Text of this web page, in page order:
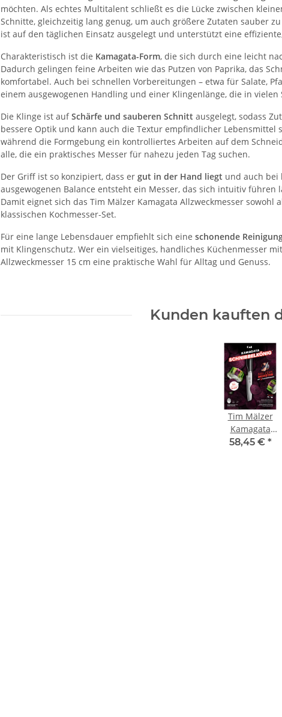
möchten. Als echtes Multitalent schließt es die Lücke zwischen
Schnitte, gleichzeitig lang genug, um auch größere Zutaten sauber
ist auf den täglichen Einsatz ausgelegt und unterstützt eine
Charakteristisch ist die Kamagata-Form, die sich durch eine leicht
Dadurch gelingen feine Arbeiten wie das Putzen von Paprika, das
komfortabel. Auch bei schnellen Vorbereitungen – etwa für Salate,
einem ausgewogenen Handling und einer Klingenlänge, die in
Die Klinge ist aufSchärfe und sauberen Schnitt ausgelegt, sodass
bessere Optik und kann auch die Textur empfindlicher
während die Formgebung ein kontrolliertes Arbeiten auf dem
alle, die ein praktisches Messer für nahezu jeden Tag suchen.
Der Griff ist so konzipiert, dass er gut in der Hand liegt und auch bei
ausgewogenen Balance entsteht ein Messer, das sich intuitiv
Damit eignet sich das Tim Mälzer Kamagata Allzweckmesser
klassischen Kochmesser-Set.
Für eine lange Lebensdauer empfiehlt sich eine schonende
mit Klingenschutz. Wer ein vielseitiges, handliches Küchenmesser
Allzweckmesser 15 cm eine praktische Wahl für Alltag und Genuss.
Kunden kauften
Tim Mälzer
Kamagata
Officemesser 9
58,45 € *